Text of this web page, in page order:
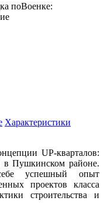
поВоенке:
Характеристики
UP-кварталов:
Пушкинском районе.
успешный опыт
проектов класса
строительства и